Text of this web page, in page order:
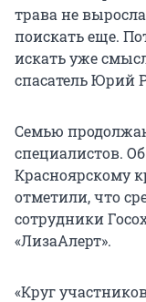
трава не
поискать еще.
искать уже
спасатель Юрий
Семью
специалистов.
Красноярскому
отметили, что
сотрудники
«ЛизаАлерт».
«Круг